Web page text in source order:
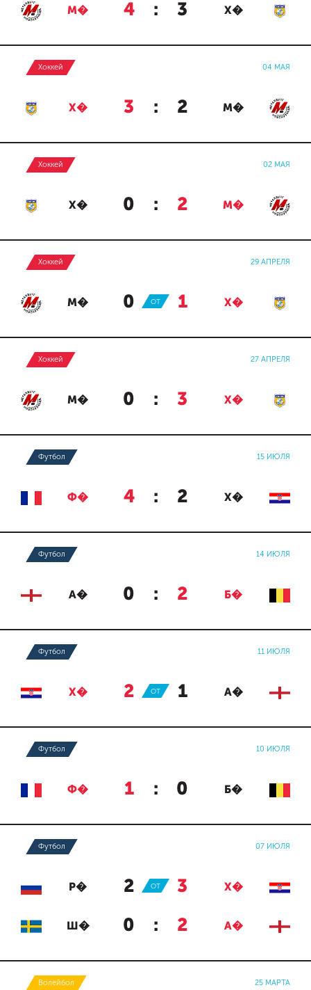
М� 4 : 3 Х�
Хоккей 04 МАЯ
Х� 3 : 2 М�
Хоккей 02 МАЯ
Х� 0 : 2 М�
Хоккей 29 АПРЕЛЯ
М� 0 : 1 Х�
ОТ
Хоккей 27 АПРЕЛЯ
М� 0 : 3 Х�
Футбол 15 ИЮЛЯ
Ф� 4 : 2 Х�
Футбол 14 ИЮЛЯ
А� 0 : 2 Б�
Футбол 11 ИЮЛЯ
Х� 2 : 1 А�
ОТ
Футбол 10 ИЮЛЯ
Ф� 1 : 0 Б�
Футбол 07 ИЮЛЯ
Р� 2 : 3 Х�
ОТ
Ш� 0 : 2 А�
Волейбол 25 МАРТА